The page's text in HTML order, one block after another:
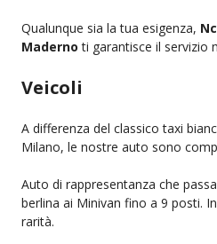
Qualunque sia la tua esigenza,
Maderno ti garantisce il servizio
Veicoli
A differenza del classico taxi
Milano, le nostre auto sono
Auto di rappresentanza che
berlina ai Minivan fino a 9 posti.
rarità.